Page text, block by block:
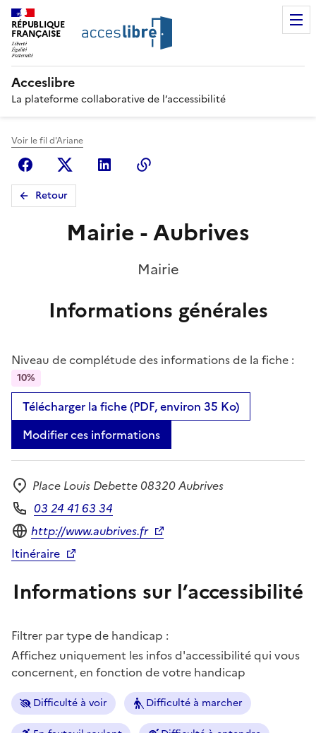
RÉPUBLIQUE
FRANÇAISE
Acceslibre
La plateforme collaborative de l’accessibilité
Voir le fil d'Ariane
FacebookX (anciennement Twitter)
Linkedin
Retour
Mairie - Aubrives
Mairie
Informations générales
Niveau de complétude des informations de la fiche :
10%
Télécharger la fiche (PDF, environ 35 Ko)
Modifier ces informations
Adresse
Place Louis Debette 08320 Aubrives
Téléphone
03 24 41 63 34
Site internet
http://www.aubrives.fr
Itinéraire
Informations sur l’accessibilité
Filtrer par type de handicap :
Affichez uniquement les infos d'accessibilité qui vous
concernent, en fonction de votre handicap
Difficulté à voir Difficulté à marcher